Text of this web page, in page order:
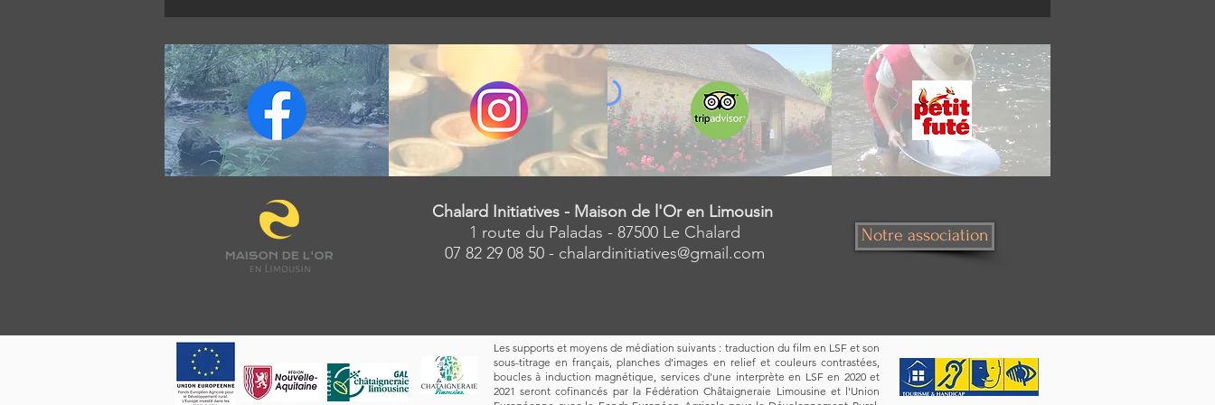
Chalard Initiatives - Maison de l'Or en Limousin
1 route du Paladas - 87500 Le Chalard
07 82 29 08 50 - chalardinitiatives@gmail.com
Notre association
Les supports et moyens de médiation suivants : traduction du film en LSF et son
sous-titrage en français, planches d'images en relief et couleurs contrastées,
boucles à induction magnétique, services d'une interprète en LSF en 2020 et
2021 seront cofinancés par la Fédération Châtaigneraie Limousine et l'Union